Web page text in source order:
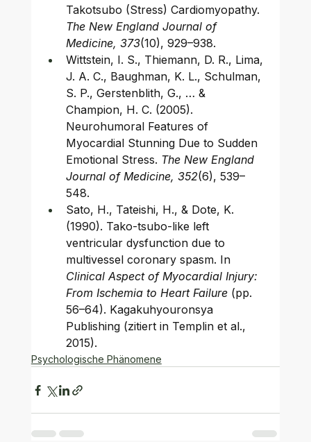
Takotsubo (Stress) Cardiomyopathy.
The New England Journal of
Medicine, 373(10), 929–938.
Wittstein, I. S., Thiemann, D. R., Lima,
J. A. C., Baughman, K. L., Schulman,
S. P., Gerstenblith, G., … &
Champion, H. C. (2005).
Neurohumoral Features of
Myocardial Stunning Due to Sudden
Emotional Stress. The New England
Journal of Medicine, 352(6), 539–
548.
Sato, H., Tateishi, H., & Dote, K.
(1990). Tako-tsubo-like left
ventricular dysfunction due to
multivessel coronary spasm. In
Clinical Aspect of Myocardial Injury:
From Ischemia to Heart Failure (pp.
56–64). Kagakuhyouronsya
Publishing (zitiert in Templin et al.,
2015).
Psychologische Phänomene